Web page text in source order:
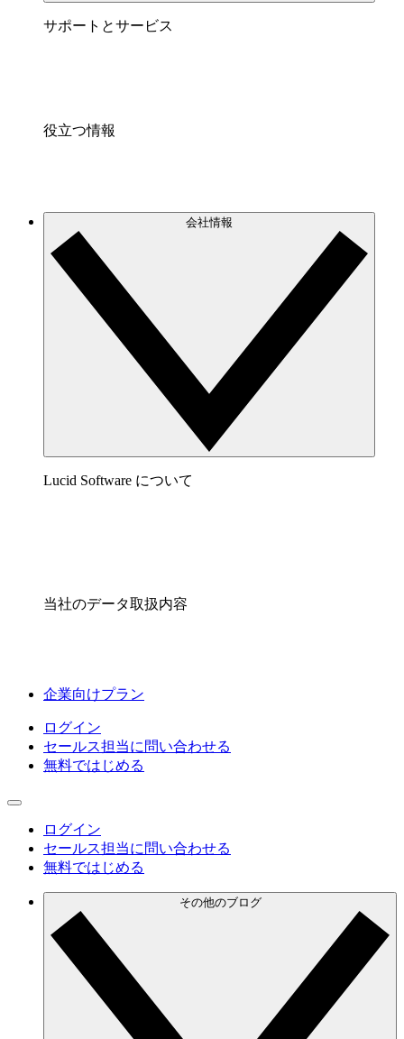
サポートとサービス
役立つ情報
会社情報
Lucid Software について
当社のデータ取扱内容
企業向けプラン
ログイン
セールス担当に問い合わせる
無料ではじめる
ログイン
セールス担当に問い合わせる
無料ではじめる
その他のブログ